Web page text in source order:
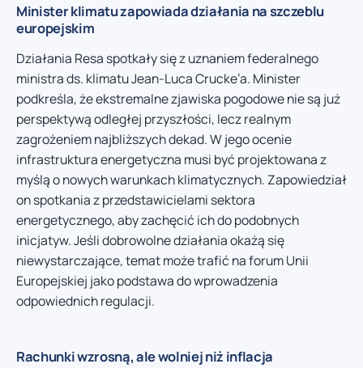
Minister klimatu zapowiada działania na szczeblu
europejskim
Działania Resa spotkały się z uznaniem federalnego
ministra ds. klimatu Jean-Luca Crucke’a. Minister
podkreśla, że ekstremalne zjawiska pogodowe nie są już
perspektywą odległej przyszłości, lecz realnym
zagrożeniem najbliższych dekad. W jego ocenie
infrastruktura energetyczna musi być projektowana z
myślą o nowych warunkach klimatycznych. Zapowiedział
on spotkania z przedstawicielami sektora
energetycznego, aby zachęcić ich do podobnych
inicjatyw. Jeśli dobrowolne działania okażą się
niewystarczające, temat może trafić na forum Unii
Europejskiej jako podstawa do wprowadzenia
odpowiednich regulacji.
Rachunki wzrosną, ale wolniej niż inflacja